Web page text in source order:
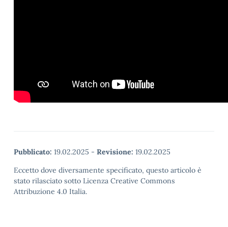
Pubblicato: 19.02.2025 - Revisione: 19.02.2025
Eccetto dove diversamente specificato, questo articolo è
stato rilasciato sotto Licenza Creative Commons
Attribuzione 4.0 Italia.